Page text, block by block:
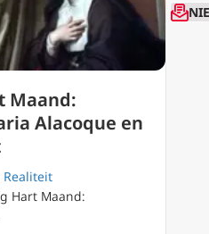
Maand:
Alacoque en
Hart Maand: